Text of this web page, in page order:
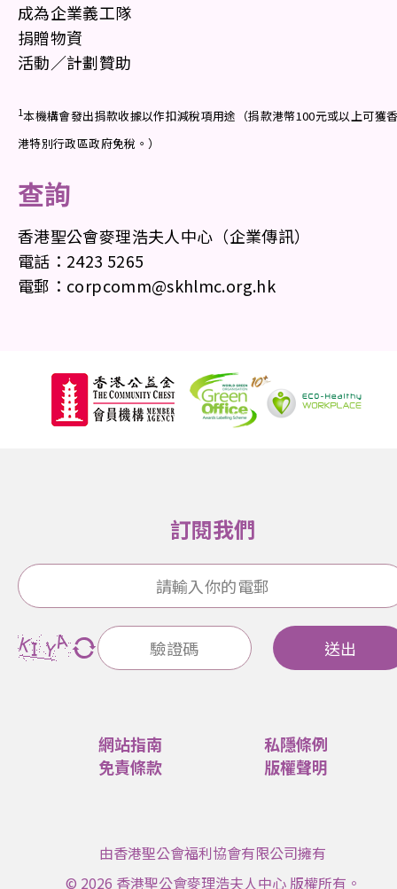
成為企業義工隊
捐贈物資
活動／計劃贊助
1本機構會發出捐款收據以作扣減稅項用途（捐款港幣100元或以上可獲
港特別行政區政府免稅。）
查詢
香港聖公會麥理浩夫人中心（企業傳訊）
電話：2423 5265
電郵： corpcomm@skhlmc.org.hk
訂閱我們
送出
網站指南
私隱條例
免責條款
版權聲明
由香港聖公會福利協會有限公司擁有
© 2026 香港聖公會麥理浩夫人中心 版權所有。